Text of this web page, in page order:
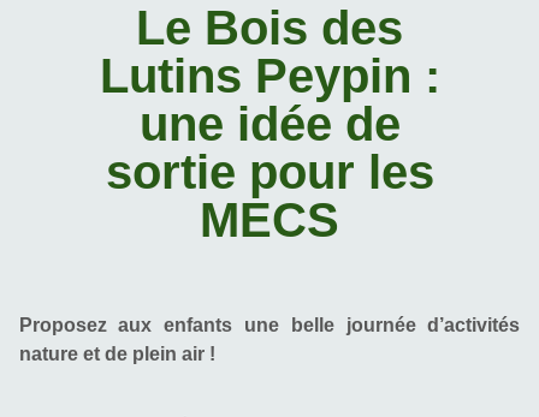
Le Bois des
Lutins Peypin :
une idée de
sortie pour les
MECS
Proposez aux enfants une belle journée d’activités
nature et de plein air !